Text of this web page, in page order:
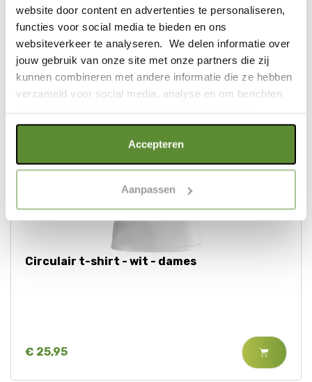
website door content en advertenties te personaliseren,
functies voor social media te bieden en ons
websiteverkeer te analyseren. We delen informatie over
jouw gebruik van onze site met onze partners die zij
kunnen combineren met andere informatie die ze hebben
verzameld voor social media, analyse en om berichten
Als je op "Alle cookies accepteren" klikt, ga je akkoord
met een optimaal gebruik van de website. Als je niet alle
"selectie toestaan" of "alleen noodzakelijke cookies", wat
wel gevolgen kan hebben voor de gebruiksvriendelijkheid
van de website. Voor meer inzage in de cookies klik dan
op "Cookie instellingen". Lees voor meer informatie
onzeCookie Policy.
Accepteren
Aanpassen
€ 31,95
Circulair t-shirt - wit - dames
€ 25,95